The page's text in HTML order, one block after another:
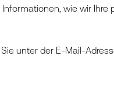
wie wir
unter der E-Mail-